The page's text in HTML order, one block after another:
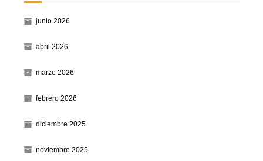
junio 2026
abril 2026
marzo 2026
febrero 2026
diciembre 2025
noviembre 2025